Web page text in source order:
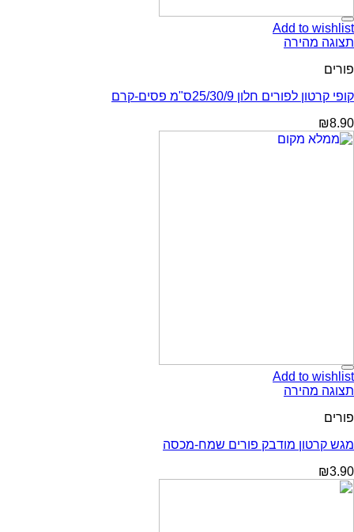
Add to wishlist
תצוגה מהירה
פורים
קופי קרטון לפורים חלון 25/30/9ס"מ פסים-קרם
₪8.90
Add to wishlist
תצוגה מהירה
פורים
מגש קרטון מודבק פורים שמח-מכסה
₪3.90